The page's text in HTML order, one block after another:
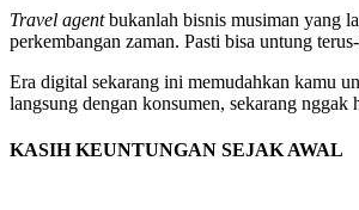
Travel agentbukanlah bisnis musiman yang
perkembangan zaman. Pasti bisa untung
Era digital sekarang ini memudahkan kamu
langsung dengan konsumen, sekarang
KASIH KEUNTUNGAN SEJAK AWAL